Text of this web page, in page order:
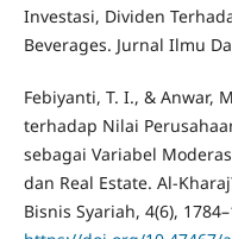
Investasi, Dividen
Beverages. Jurnal Ilmu
Febiyanti, T. I., & Anwar,
terhadap Nilai
sebagai Variabel
dan Real Estate. Al-
Bisnis Syariah, 4(6),